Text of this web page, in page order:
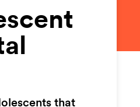
that